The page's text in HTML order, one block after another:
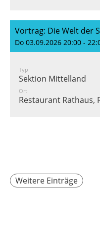
Do 03.09.2026 20:00 -
Typ
Sektion Mittelland
Ort
Restaurant Rathaus,
Weitere Einträge